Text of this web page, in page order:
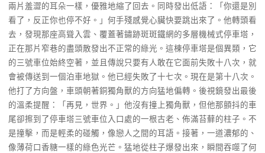
兩片羞澀的耳朵一樣，優雅地縮了回去。同時發出低語：「你還是別
看了，反正你也停不好。」何手殘感覺心臟快要跳出來了。他轉頭看
去，發現那座高聳入雲、覆蓋著鏽跡斑斑鐵網的多層機械式停車塔，
正在那片窄巷的盡頭散發出不正常的綠光。這棟停車塔是個異類，它
的三號車位始終空著，並且傳說只要有人敢在它面前失敗十八次，就
會被傳送到一個泊車地獄。他已經失敗了十七次。現在是第十八次。
他打了方向盤，車頭朝著銅獨角獸的方向猛地偏轉。後視鏡發出最後
的溫柔提醒：「再見，世界。」他沒有撞上獨角獸，但他那顫抖的車
尾卻擦到了停車塔三號車位入口處的一根古老、佈滿苔蘚的柱子。不
是撞擊，而是輕柔的碰觸，像戀人之間的耳語。接著，一道濃郁的、
像薄荷口香糖一樣的綠色光芒。猛地從柱子爆發出來，瞬間吞噬了何